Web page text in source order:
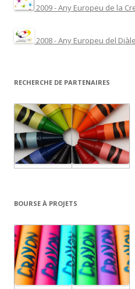
2009 - Any Europeu de la
2008 - Any Europeu del
RECHERCHE DE PARTENAIRES
BOURSE À PROJETS